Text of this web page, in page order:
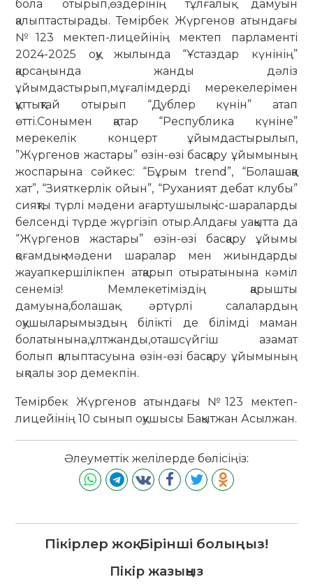
бола отырып,өздерінің тұлғалық дамуын
қалыптастырады. Темірбек Жүргенов атындағы
№123 мектеп-лицейінің мектеп парламенті
2024-2025 оқу жылында “Ұстаздар күнінің”
қарсаңында жанды дәліз
ұйымдастырып,мұғалімдерді мерекелерімен
құттықтай отырып “Дублер күнін” атап
өтті.Сонымен қатар “Республика күніне”
мерекелік концерт ұйымдастырылып,
”Жүргенов жастары” өзін-өзі басқару ұйымының
жоспарына сәйкес: “Бұрым trend”, “Болашаққа
хат”, “Зияткерлік ойын”, “Руханият дебат клубы”
сияқты түрлі мәдени ағартушылық іс-шараларды
белсенді түрде жүргізіп отыр.Алдағы уақытта да
“Жүргенов жастары” өзін-өзі басқару ұйымы
қоғамдық-мәдени шаралар мен жиындарды
жауапкершілікпен атқарып отыратынына кәміл
сенеміз! Мемлекетіміздің қарышты
дамуына,болашақ әртүрлі салалардың
оқушыларымыздың білікті де білімді маман
болатынына,ұлтжанды,оташсүйгіш азамат
болып қалыптасуына өзін-өзі басқару ұйымының
ықпалы зор демекпін.
Темірбек Жүргенов атындағы №123 мектеп-
лицейінің 10 сынып оқушысы Бақытжан Асылжан.
Әлеуметтік желілерде бөлісіңіз:
Пікірлер жоқ. Бірінші болыңыз!
Пікір жазыңыз